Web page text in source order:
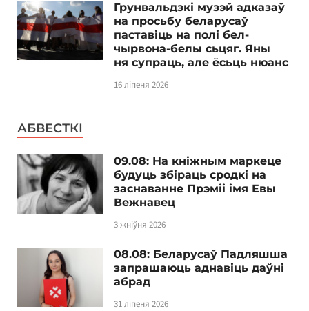
Грунвальдзкі музэй адказаў
на просьбу беларусаў
паставіць на полі бел-
чырвона-белы сьцяг. Яны
ня супраць, але ёсьць нюанс
16 ліпеня 2026
АБВЕСТКІ
09.08: На кніжным маркеце
будуць збіраць сродкі на
заснаванне Прэміі імя Евы
Вежнавец
3 жніўня 2026
08.08: Беларусаў Падляшша
запрашаюць аднавіць даўні
абрад
31 ліпеня 2026